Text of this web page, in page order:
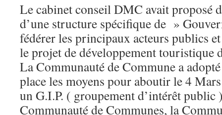
Le cabinet conseil DMC avait proposé
d’une structure spécifique de »
fédérer les principaux acteurs publics
le projet de développement touristique
La Communauté de Commune a
place les moyens pour aboutir le 4
un G.I.P. ( groupement d’intérêt public
Communauté de Communes, la